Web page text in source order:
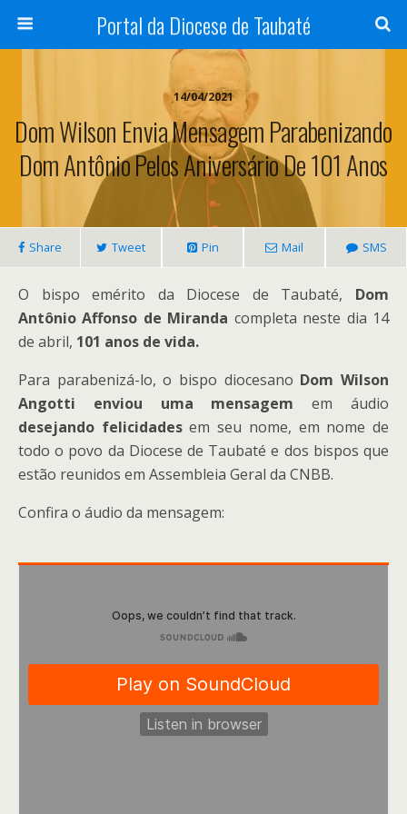
Portal da Diocese de Taubaté
14/04/2021
Dom Wilson Envia Mensagem Parabenizando
Dom Antônio Pelos Aniversário De 101 Anos
Share Tweet Pin Mail SMS
O bispo emérito da Diocese de Taubaté, Dom
Antônio Affonso de Miranda completa neste dia 14
de abril, 101 anos de vida.
Para parabenizá-lo, o bispo diocesano Dom Wilson
Angotti enviou uma mensagem em áudio
desejando felicidadesem seu nome, em nome de
todo o povo da Diocese de Taubaté e dos bispos que
estão reunidos em Assembleia Geral da CNBB.
Confira o áudio da mensagem: